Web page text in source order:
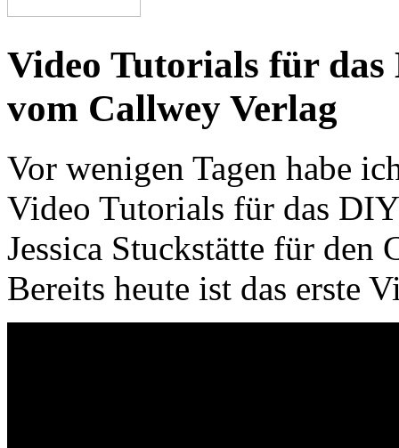
Video Tutorials für das
vom Callwey Verlag
Vor wenigen Tagen habe
Video Tutorials für das
Jessica Stuckstätte für den
Bereits heute ist das erste